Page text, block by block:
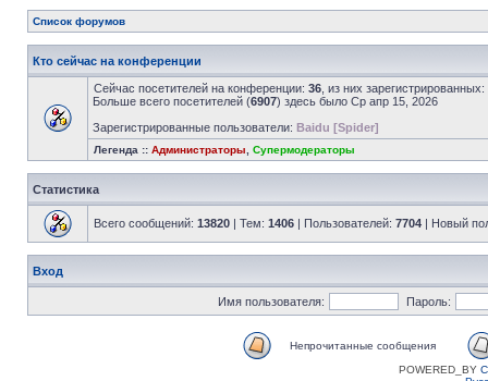
Список форумов
Кто сейчас на конференции
Сейчас посетителей на конференции: 36 , из них
Больше всего посетителей (6907) здесь было Ср апр 15, 2026
Зарегистрированные пользователи: Baidu [Spider]
Легенда :: Администраторы Супермодераторы
Статистика
Всего сообщений: 13820 | Тем: 1406 | Пользователей: 7704 | Новый
Вход
Имя пользователя: Пароль:
Непрочитанные сообщения
POWERED_BY